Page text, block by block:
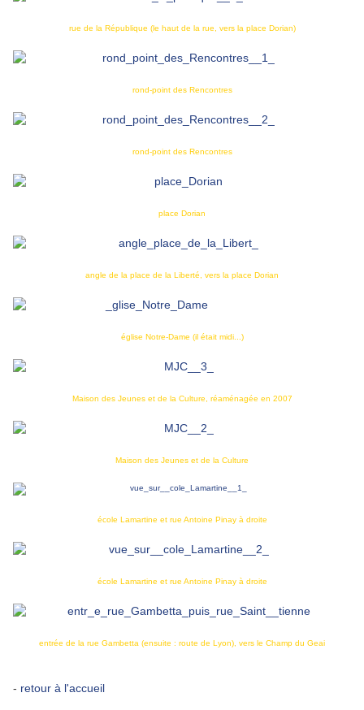
rue de la République (le haut de la rue, vers la place Dorian)
rond-point des Rencontres
rond-point des Rencontres
place Dorian
angle de la place de la Liberté, vers la place Dorian
église Notre-Dame (il était midi...)
Maison des Jeunes et de la Culture, réaménagée en 2007
Maison des Jeunes et de la Culture
école Lamartine et rue Antoine Pinay à droite
école Lamartine et rue Antoine Pinay à droite
entrée de la rue Gambetta (ensuite : route de Lyon), vers le Champ du Geai
- retour à l'accueil